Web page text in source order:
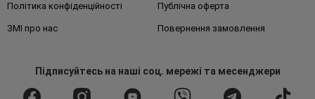
Політика конфіденційності Публічна оферта
ЗМІ про нас Повернення замовлення
Підписуйтесьна наші соц. мережі та месенджери